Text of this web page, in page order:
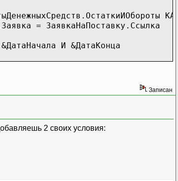
КАК
И &ДатаКонца
Записан
2 своих условия: